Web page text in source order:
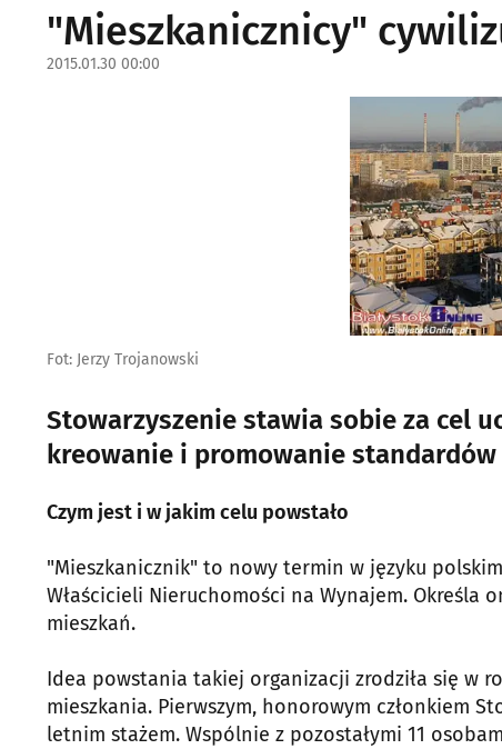
"Mieszkanicznicy"
2015.01.30 00:00
Fot: Jerzy Trojanowski
Stowarzyszenie stawia sobie za cel
kreowanie i promowanie standardów
Czym jest i w jakim celu powstało
"Mieszkanicznik" to nowy termin w języku
Właścicieli Nieruchomości na Wynajem. Określa
mieszkań.
Idea powstania takiej organizacji zrodziła się w
mieszkania. Pierwszym, honorowym członkiem
letnim stażem. Wspólnie z pozostałymi 11